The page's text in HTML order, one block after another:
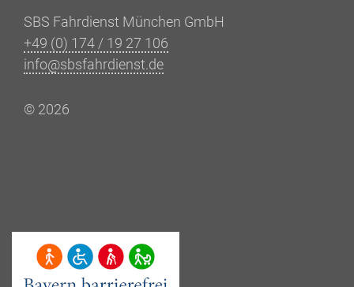
SBS Fahrdienst München GmbH
+49 (0) 174 / 19 27 106
info@sbsfahrdienst.de
© 2026